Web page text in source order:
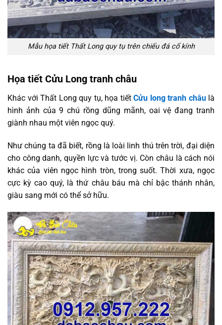
Mẫu họa tiết Thất Long quy tụ trên chiếu đá cổ kính
Họa tiết Cửu Long tranh châu
Khác với Thất Long quy tụ, họa tiết Cửu long tranh châulà
hình ảnh của 9 chú rồng dũng mãnh, oai vệ đang tranh
giành nhau một viên ngọc quý.
Như chúng ta đã biết, rồng là loài linh thú trên trời, đại diện
cho công danh, quyền lực và tước vị. Còn châu là cách nói
khác của viên ngọc hình tròn, trong suốt. Thời xưa, ngọc
cực kỳ cao quý, là thứ châu báu mà chỉ bậc thánh nhân,
giàu sang mới có thể sở hữu.